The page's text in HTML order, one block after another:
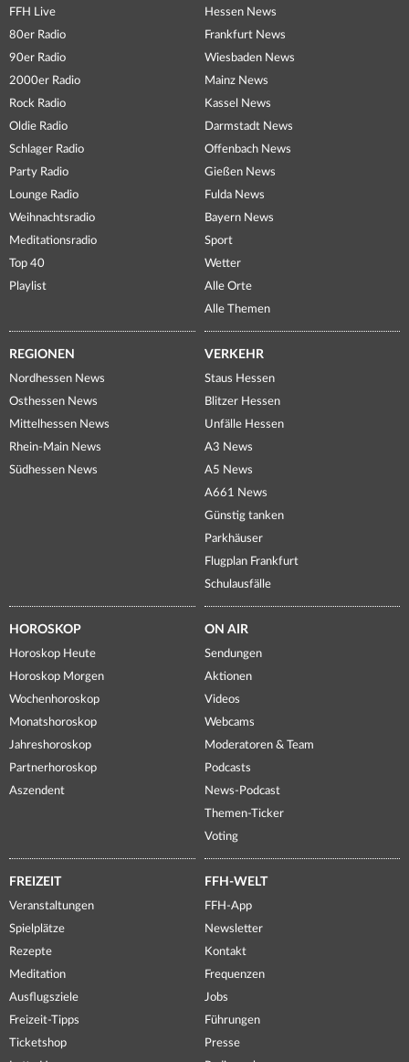
FFH Live
80er Radio
90er Radio
2000er Radio
Rock Radio
Oldie Radio
Schlager Radio
Party Radio
Lounge Radio
Weihnachtsradio
Meditationsradio
Top 40
Playlist
Hessen News
Frankfurt News
Wiesbaden News
Mainz News
Kassel News
Darmstadt News
Offenbach News
Gießen News
Fulda News
Bayern News
Sport
Wetter
Alle Orte
Alle Themen
REGIONEN
Nordhessen News
Osthessen News
Mittelhessen News
Rhein-Main News
Südhessen News
VERKEHR
Staus Hessen
Blitzer Hessen
Unfälle Hessen
A3 News
A5 News
A661 News
Günstig tanken
Parkhäuser
Flugplan Frankfurt
Schulausfälle
HOROSKOP
Horoskop Heute
Horoskop Morgen
Wochenhoroskop
Monatshoroskop
Jahreshoroskop
Partnerhoroskop
Aszendent
ON AIR
Sendungen
Aktionen
Videos
Webcams
Moderatoren & Team
Podcasts
News-Podcast
Themen-Ticker
Voting
FREIZEIT
Veranstaltungen
Spielplätze
Rezepte
Meditation
Ausflugsziele
Freizeit-Tipps
Ticketshop
FFH-WELT
FFH-App
Newsletter
Kontakt
Frequenzen
Jobs
Führungen
Presse